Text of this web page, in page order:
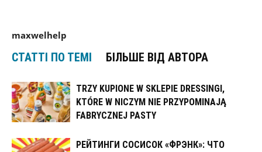
maxwelhelp
СТАТТІ ПО ТЕМІ БІЛЬШЕ ВІД АВТОРА
TRZY KUPIONE W SKLEPIE DRESSINGI,
KTÓRE W NICZYM NIE PRZYPOMINAJĄ
FABRYCZNEJ PASTY
РЕЙТИНГИ СОСИСОК «ФРЭНК»: ЧТО